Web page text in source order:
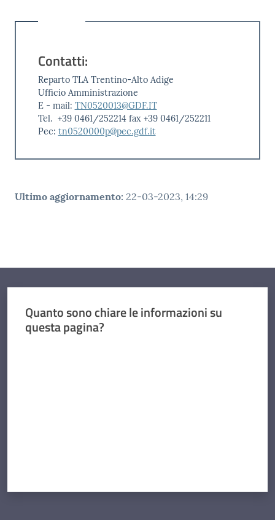
Contatti:
Reparto TLA Trentino-Alto Adige
Ufficio Amministrazione
E - mail: TN0520013@GDF.IT
Tel. +39 0461/252214 fax +39 0461/252211
Pec: tn0520000p@pec.gdf.it
Ultimo aggiornamento: 22-03-2023, 14:29
Quanto sono chiare le informazioni su
questa pagina?